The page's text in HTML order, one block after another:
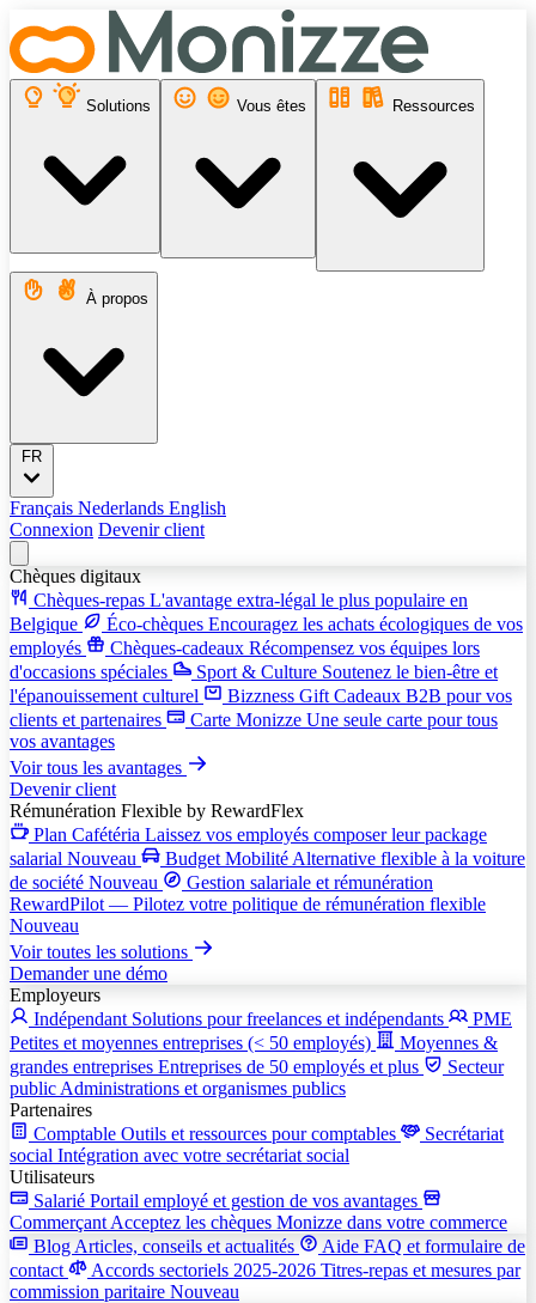
Solutions Vous êtes Ressources
À propos
Français Nederlands English
Connexion Devenir client
Chèques digitaux
Chèques-repas L'avantage extra-légal le plus populaire en
Belgique
Éco-chèques Encouragez les achats écologiques de vos
employés
Chèques-cadeaux Récompensez vos équipes lors
d'occasions spéciales
Sport & Culture Soutenez le bien-être et
l'épanouissement culturel
Bizzness Gift Cadeaux B2B pour vos
clients et partenaires
Carte Monizze Une seule carte pour tous
vos avantages
Voir tous les avantages
Devenir client
Rémunération Flexible by RewardFlex
Plan Cafétéria Laissez vos employés composer leur package
salarial Nouveau Budget Mobilité Alternative flexible à la voiture
de société Nouveau
Gestion salariale et rémunération
RewardPilot — Pilotez votre politique de rémunération flexible
Nouveau
Voir toutes les solutions
Demander une démo
Employeurs
Indépendant Solutions pour freelances et indépendants
PME
Petites et moyennes entreprises (< 50 employés)
Moyennes &
grandes entreprises Entreprises de 50 employés et plus
Secteur
public Administrations et organismes publics
Partenaires
Comptable Outils et ressources pour comptables
Secrétariat
social Intégration avec votre secrétariat social
Utilisateurs
Salarié Portail employé et gestion de vos avantages
Commerçant Acceptez les chèques Monizze dans votre commerce
Blog Articles, conseils et actualités Aide FAQ et formulaire de
contact
Accords sectoriels 2025-2026 Titres-repas et mesures par
commission paritaire Nouveau